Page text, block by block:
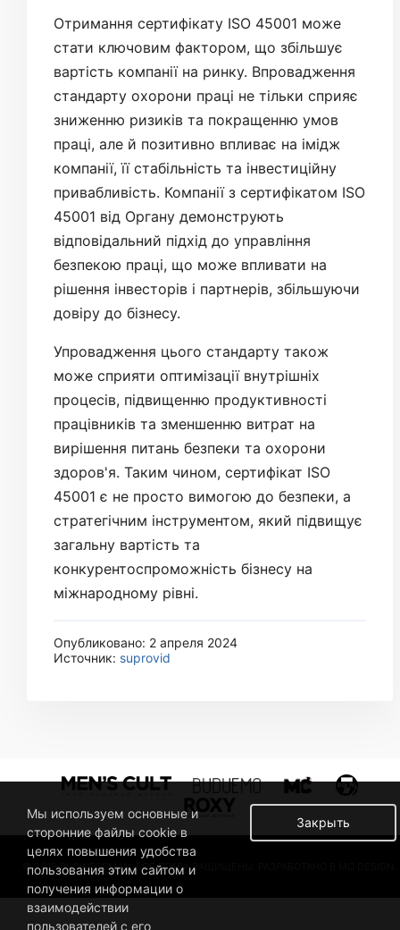
Отримання сертифікату ISO 45001 може
стати ключовим фактором, що збільшує
вартість компанії на ринку. Впровадження
стандарту охорони праці не тільки сприяє
зниженню ризиків та покращенню умов
праці, але й позитивно впливає на імідж
компанії, її стабільність та інвестиційну
привабливість. Компанії з сертифікатом ISO
45001 від Органу демонструють
відповідальний підхід до управління
безпекою праці, що може впливати на
рішення інвесторів і партнерів, збільшуючи
довіру до бізнесу.
Упровадження цього стандарту також
може сприяти оптимізації внутрішніх
процесів, підвищенню продуктивності
працівників та зменшенню витрат на
вирішення питань безпеки та охорони
здоров'я. Таким чином, сертифікат ISO
45001 є не просто вимогою до безпеки, а
стратегічним інструментом, який підвищує
загальну вартість та
конкурентоспроможність бізнесу на
міжнародному рівні.
Опубликовано: 2 апреля 2024
Источник: suprovid
© 2019 BUSINESSMAN. ВСЕ ПРАВА ЗАЩИЩЕНЫ. РАЗРАБОТАНО В MC DESIGN.
Закрыть
Мы используем основные и
сторонние файлы cookie в
целях повышения удобства
пользования этим сайтом и
получения информации о
взаимодействии
пользователей с его